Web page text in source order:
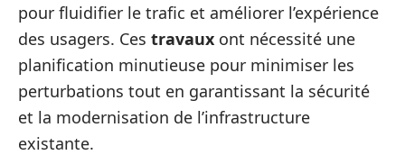
pour fluidifier le trafic et améliorer l’expérience
des usagers. Ces travaux ont nécessité une
planification minutieuse pour minimiser les
perturbations tout en garantissant la sécurité
et la modernisation de l’infrastructure
existante.